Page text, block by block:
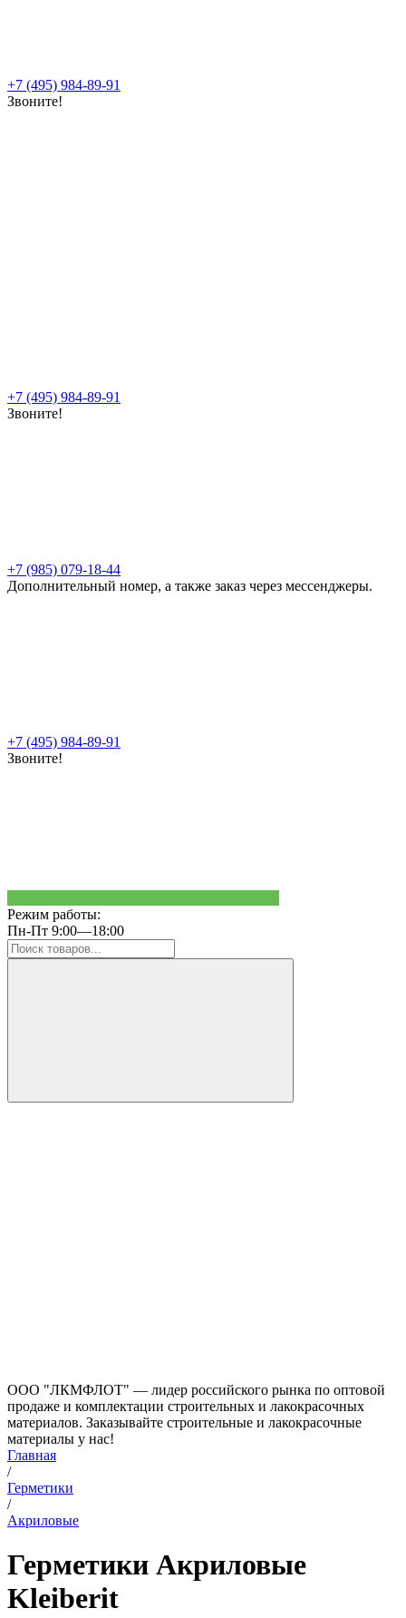
+7 (495) 984-89-91
Звоните!
+7 (495) 984-89-91
Звоните!
+7 (985) 079-18-44
Дополнительный номер, а также заказ через мессенджеры.
+7 (495) 984-89-91
Звоните!
Режим работы:
Пн-Пт 9:00—18:00
ООО "ЛКМФЛОТ" — лидер российского рынка по оптовой
продаже и комплектации строительных и лакокрасочных
материалов. Заказывайте строительные и лакокрасочные
материалы у нас!
Главная
/
Герметики
/
Акриловые
Герметики Акриловые
Kleiberit